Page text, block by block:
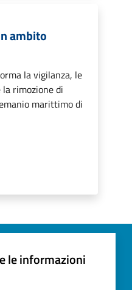
ambito
la vigilanza, le
rimozione di
marittimo di
le informazioni